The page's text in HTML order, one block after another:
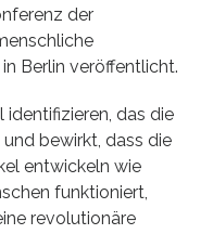
der
Berlin veröffentlicht.
identifizieren, das die
bewirkt, dass die
entwickeln wie
funktioniert,
revolutionäre